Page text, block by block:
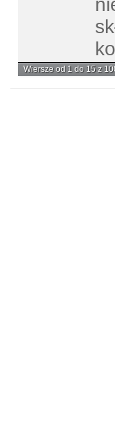
Wiersze od 1 do 15 z